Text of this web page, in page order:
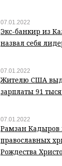
07.01.2022
Экс-банкир из
назвал себя
07.01.2022
Жителю США
зарплаты 91
07.01.2022
Рамзан Кадыров
православных
Рождества